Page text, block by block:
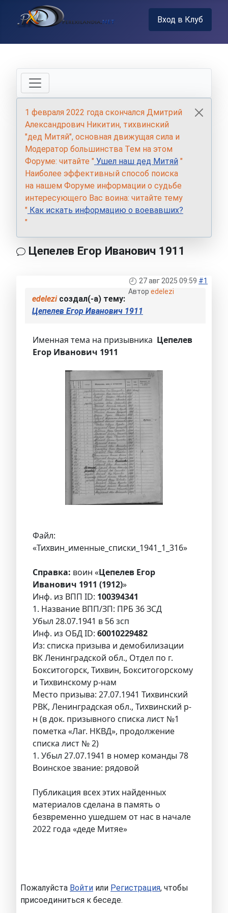
Вход в Клуб
1 февраля 2022 года скончался Дмитрий
Александрович Никитин, тихвинский
"дед Митяй", основная движущая сила и
Модератор большинства Тем на этом
Форуме: читайте " Ушел наш дед Митяй "
Наиболее эффективный способ поиска
на нашем Форуме информации о судьбе
интересующего Вас воина: читайте тему
" Как искать информацию о воевавших?
"
Цепелев Егор Иванович 1911
27 авг 2025 09:59 #1
Автор edelezi
edeleziсоздал(-а) тему:
Цепелев Егор Иванович 1911
Именная тема на призывника Цепелев
Егор Иванович 1911
Файл:
«Тихвин_именные_списки_1941_1_316»
Справка: воин «Цепелев Егор
Иванович 1911 (1912)»
Инф. из ВПП ID: 100394341
1. Название ВПП/ЗП: ПРБ 36 ЗСД
Убыл 28.07.1941 в 56 зсп
Инф. из ОБД ID: 60010229482
Из: списка призыва и демобилизации
ВК Ленинградской обл., Отдел по г.
Бокситогорск, Тихвин, Бокситогорскому
и Тихвинскому р-нам
Место призыва: 27.07.1941 Тихвинский
РВК, Ленинградская обл., Тихвинский р-
н (в док. призывного списка лист №1
пометка «Лаг. НКВД», продолжение
списка лист № 2)
1. Убыл 27.07.1941 в номер команды 78
Воинское звание: рядовой
Публикация всех этих найденных
материалов сделана в память о
безвременно ушедшем от нас в начале
2022 года «деде Митяе»
Пожалуйста Войти или Регистрация, чтобы
присоединиться к беседе.